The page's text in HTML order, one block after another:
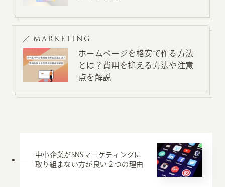
MARKETING
ホームページを格安で作る方法
とは？費用を抑える方法や注意
点を解説
中小企業がSNSマーケティングに
取り組まない方が良い２つの理由